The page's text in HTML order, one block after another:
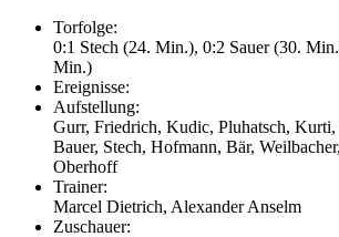
Torfolge:
0:1 Stech (24. Min.), 0:2 Sauer (30.
Min.)
Ereignisse:
Aufstellung:
Gurr, Friedrich, Kudic, Pluhatsch, Kurti,
Bauer, Stech, Hofmann, Bär,
Oberhoff
Trainer:
Marcel Dietrich, Alexander Anselm
Zuschauer: